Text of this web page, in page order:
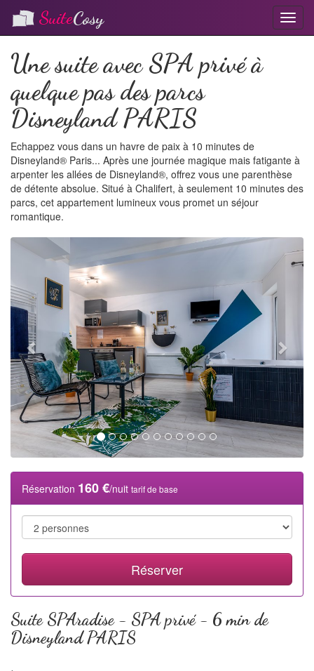
T
o
g
a
t
SuiteCosy
Une suite avec SPA privé à
quelque pas des parcs
Disneyland PARIS
Echappez vous dans un havre de paix à 10 minutes de
Disneyland® Paris... Après une journée magique mais fatigante à
arpenter les allées de Disneyland®, offrez vous une parenthèse
de détente absolue. Situé à Chalifert, à seulement 10 minutes des
parcs, cet appartement lumineux vous promet un séjour
romantique.
v
i
o
u
s
Réservation 160 €/nuit tarif de base
Réserver
Suite SPAradise - SPA privé - 6 min de
Disneyland PARIS